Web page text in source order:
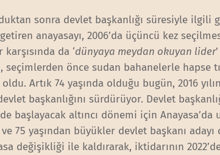
sonra devlet başkanlığı süresiyle ilgili
getiren anayasayı, 2006’da üçüncü kez
da ‘dünyaya meydan okuyan lider
önce sudan bahanelerle hapse
oldu. Artık 74 yaşında olduğu bugün, 2016
başkanlığını sürdürüyor. Devlet
başlayacak altıncı dönemi için
75 yaşından büyükler devlet başkanı adayı
değişikliği ile kaldırarak, iktidarının